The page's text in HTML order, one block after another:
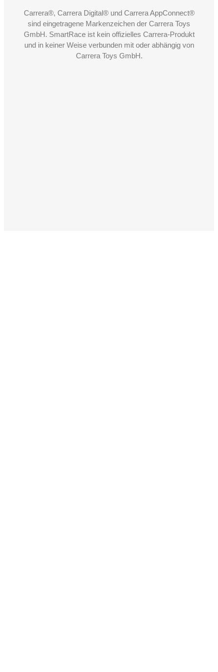
Carrera®, Carrera Digital® und Carrera AppConnect®
sind eingetragene Markenzeichen der Carrera Toys
GmbH. SmartRace ist kein offizielles Carrera-Produkt
und in keiner Weise verbunden mit oder abhängig von
Carrera Toys GmbH.